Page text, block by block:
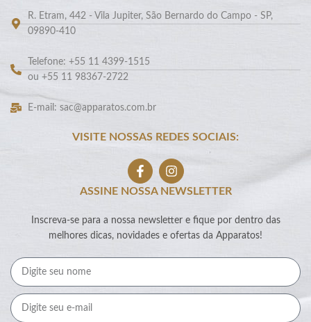
R. Etram, 442 - Vila Jupiter, São Bernardo do Campo - SP,
09890-410
Telefone: +55 11 4399-1515
ou +55 11 98367-2722
E-mail: sac@apparatos.com.br
VISITE NOSSAS REDES SOCIAIS:
ASSINE NOSSA NEWSLETTER
Inscreva-se para a nossa newsletter e fique por dentro das
melhores dicas, novidades e ofertas da Apparatos!